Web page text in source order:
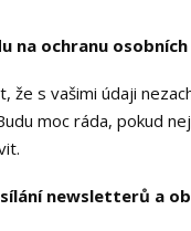
na ochranu
že s vašimi údaji
moc ráda, pokud
newsletterů a